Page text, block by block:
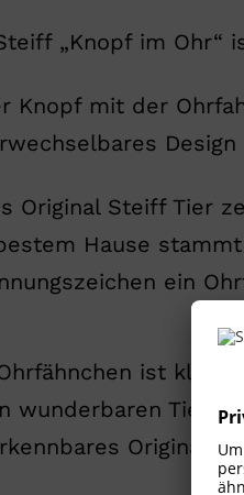
„Knopf im Ohr“
Knopf mit der
Original Steiff Tier
Hause
ein
ist
wunderbaren Tiere
Original.